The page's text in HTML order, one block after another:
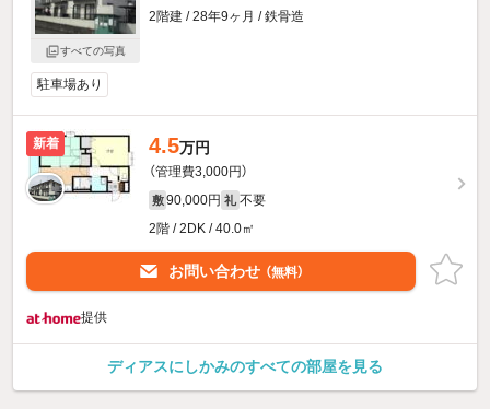
すべての写真
2階建 / 28年9ヶ月 / 鉄骨造
駐車場あり
新着 4.5万円
（管理費3,000円）
敷 90,000円 礼 不要
2階 / 2DK / 40.0㎡
お問い合わせ （無料）
提供
ディアスにしかみのすべての部屋を見る